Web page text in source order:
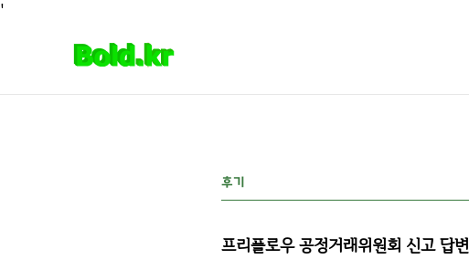
'
본문 바로가기
후기
프리플로우 공정거래위원회 신고 답변